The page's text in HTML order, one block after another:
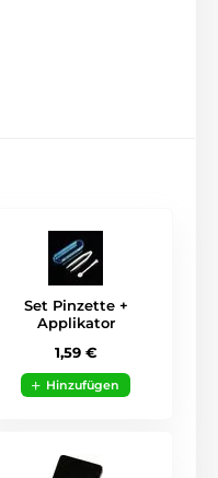
Set Pinzette +
Applikator
1,59 €
Hinzufügen